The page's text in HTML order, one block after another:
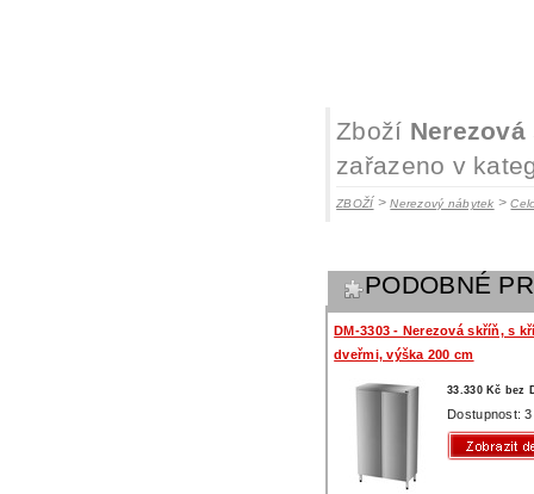
Zboží
zařazeno v
ZBOŽÍ>Nerezový nábytek >
PODOBNÉ
DM-3303 - Nerezová skříň, s
dveřmi, výška 200 cm
33.330 Kč bez
Dostupnost: